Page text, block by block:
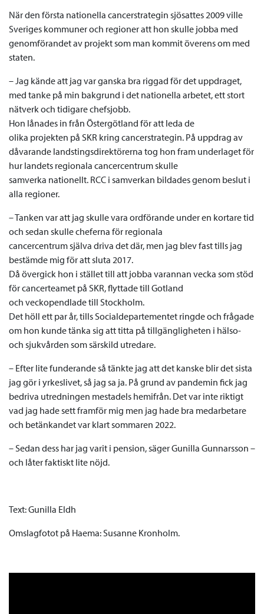
När den första nationella cancerstrategin sjösattes 2009 ville
Sveriges kommuner och regioner att hon skulle jobba med
genomförandet av projekt som man kommit överens om med
staten.
– Jag kände att jag var ganska bra riggad för det uppdraget,
med tanke på min bakgrund i det nationella arbetet, ett stort
nätverk och tidigare chefsjobb.
Hon lånades in från Östergötland för att leda de
olika projekten på SKR kring cancerstrategin. På uppdrag av
dåvarande landstingsdirektörerna tog hon fram underlaget för
hur landets regionala cancercentrum skulle
samverka nationellt. RCC i samverkan bildades genom beslut i
alla regioner.
– Tanken var att jag skulle vara ordförande under en kortare tid
och sedan skulle cheferna för regionala
cancercentrum själva driva det där, men jag blev fast tills jag
bestämde mig för att sluta 2017.
Då övergick hon i stället till att jobba varannan vecka som stöd
för cancerteamet på SKR, flyttade till Gotland
och veckopendlade till Stockholm.
Det höll ett par år, tills Socialdepartementet ringde och frågade
om hon kunde tänka sig att titta på tillgängligheten i hälso-
och sjukvården som särskild utredare.
– Efter lite funderande så tänkte jag att det kanske blir det sista
jag gör i yrkeslivet, så jag sa ja. På grund av pandemin fick jag
bedriva utredningen mestadels hemifrån. Det var inte riktigt
vad jag hade sett framför mig men jag hade bra medarbetare
och betänkandet var klart sommaren 2022.
– Sedan dess har jag varit i pension, säger Gunilla Gunnarsson –
och låter faktiskt lite nöjd.
Text: Gunilla Eldh
Omslagfotot på Haema: Susanne Kronholm.